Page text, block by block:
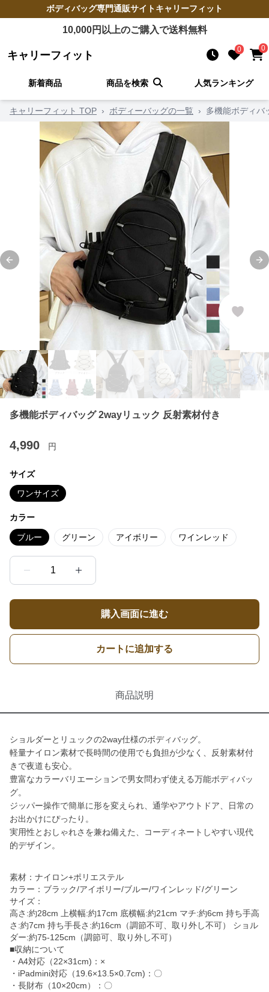
ボディバッグ専門通販サイトキャリーフィット
10,000円以上のご購入で送料無料
キャリーフィット 0 0
新着商品 商品を検索 人気ランキング
キャリーフィット TOP › ボディーバッグの一覧 › 多機能ボディバ
Previous slide
多機能ボディバッグ 2wayリュック 反射素材付き
4,990 円
サイズ
ワンサイズ
カラー
ブルー グリーン アイボリー ワインレッド
1
購入画面に進む
カートに追加する
商品説明
ショルダーとリュックの2way仕様のボディバッグ。
軽量ナイロン素材で長時間の使用でも負担が少なく、反射素材付
きで夜道も安心。
豊富なカラーバリエーションで男女問わず使える万能ボディバッ
グ。
ジッパー操作で簡単に形を変えられ、通学やアウトドア、日常の
お出かけにぴったり。
実用性とおしゃれさを兼ね備えた、コーディネートしやすい現代
的デザイン。
素材：ナイロン+ポリエステル
カラー：ブラック/アイボリー/ブルー/ワインレッド/グリーン
サイズ：
高さ:約28cm 上横幅:約17cm 底横幅:約21cm マチ:約6cm 持ち手高
さ:約7cm 持ち手長さ:約16cm（調節不可、取り外し不可） ショル
ダー:約75-125cm（調節可、取り外し不可）
■収納について
・A4対応（22×31cm)：×
・iPadmini対応（19.6×13.5×0.7cm)：〇
・長財布（10×20cm）：〇